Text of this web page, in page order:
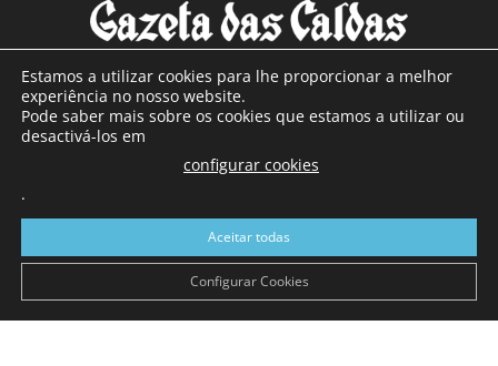
SOBRE NÓS
Com sede nas Caldas da Rainha e mais de 90 anos de
a sul de distrito de Leiria, com mais de 40.000 leitores por
toda a região Oeste. Jornal com distribuição em Portugal
Continental e assinatura online.
Estamos a utilizar cookies para lhe proporcionar a melhor
experiência no nosso website.
Pode saber mais sobre os cookies que estamos a utilizar ou
desactivá-los em
configurar cookies
.
Aceitar todas
Configurar Cookies